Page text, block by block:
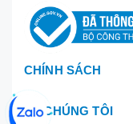
CHÍNH SÁCH
VỀ CHÚNG TÔI